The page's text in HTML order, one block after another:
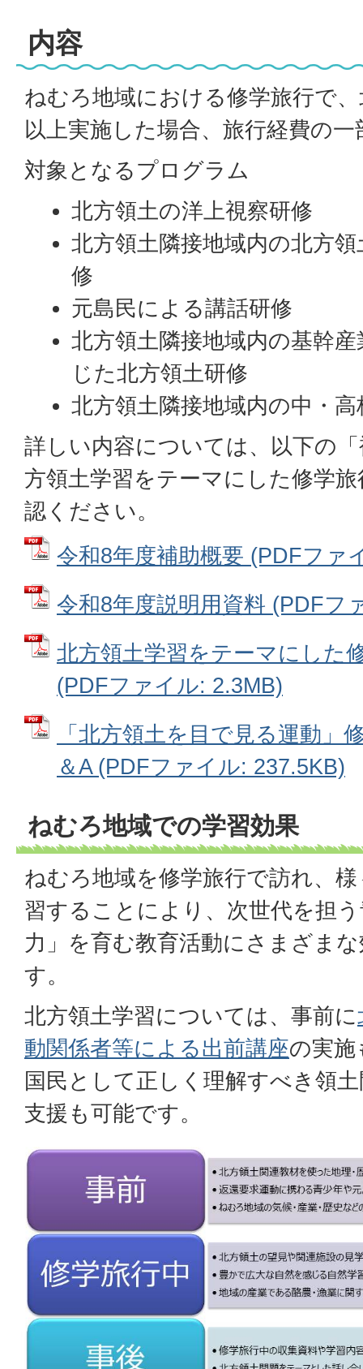
内容
ねむろ地域における修学旅行で
以上実施した場合、旅行経費の
対象となるプログラム
北方領土の洋上視察研修
北方領土隣接地域内の北方
修
元島民による講話研修
北方領土隣接地域内の基幹
じた北方領土研修
北方領土隣接地域内の中・
詳しい内容については、以下の
方領土学習をテーマにした修学
認ください。
令和8年度補助概要 (PDFファ
令和8年度説明用資料 (PDFフ
北方領土学習をテーマにした
(PDFファイル: 2.3MB)
「北方領土を目で見る運動」
＆A (PDFファイル: 237.5KB)
ねむろ地域での学習効果
ねむろ地域を修学旅行で訪れ、
習することにより、次世代を担
力」を育む教育活動にさまざま
す。
北方領土学習については、事前に
動関係者等による出前講座の実施
国民として正しく理解すべき領
支援も可能です。